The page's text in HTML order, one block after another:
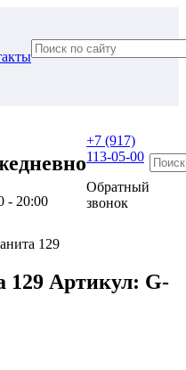
- 20:00
+7 (917)
113-05-00
Обратный
звонок
129
129 Артикул: G-